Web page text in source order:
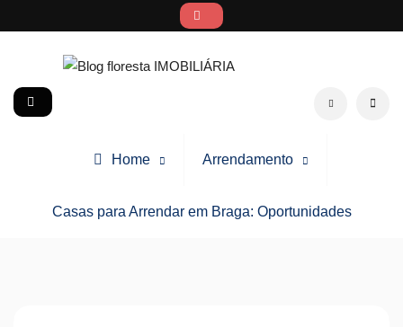
to
Blog floresta IMOBILIÁRIA Search social
Home Arrendamento
Casas para Arrendar em Braga: Oportunidades